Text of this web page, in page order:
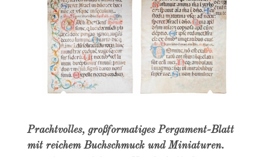
Prachtvolles, großformatiges Pergament-Blatt
mit reichem Buchschmuck und Miniaturen.